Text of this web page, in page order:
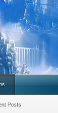
Posts